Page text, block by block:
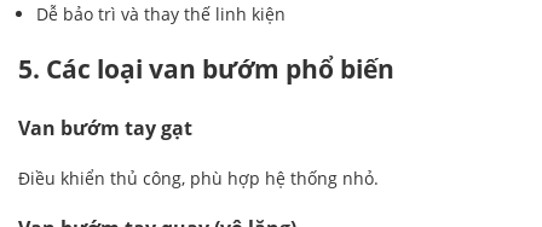
Dễ bảo trì và thay thế linh kiện
5. Các loại van bướm phổ biến
Van bướm tay gạt
Điều khiển thủ công, phù hợp hệ thống nhỏ.